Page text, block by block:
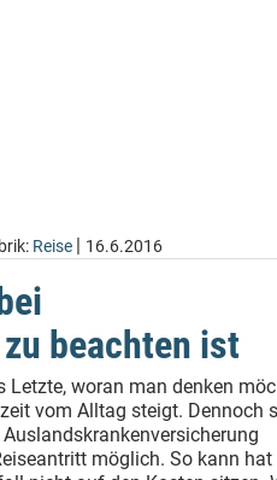
Reise | 16.6.2016
beachten ist
woran man denken
vom Alltag steigt. Dennoch
möglich. So kann hat